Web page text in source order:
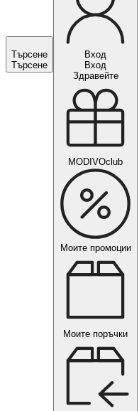
Търсене
Търсене
Вход
Вход
Здравейте
MODIVOclub
Моите промоции
Моите поръчки